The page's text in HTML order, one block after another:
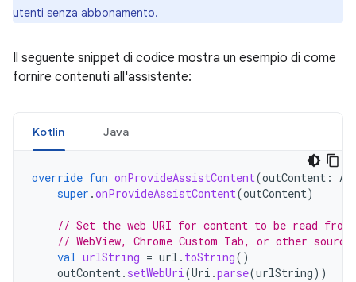
utenti senza abbonamento.
Il seguente snippet di codice mostra un esempio di come
fornire contenuti all'assistente:
Kotlin Java
override fun onProvideAssistContent(outContent :
super .onProvideAssistContent(outContent)
// Set the web URI for content to be read from
// WebView, Chrome Custom Tab, or other source
val urlString = url . toString()
outContent. setWebUri(Uri .parse(urlString))